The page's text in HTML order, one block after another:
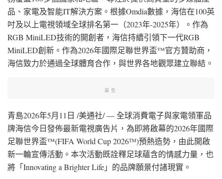
品、家電及智能IT解決方案。根據Omdia數據，海信在100英
吋及以上電視領域全球排名第一（2023年-2025年）。作為
RGB MiniLED技術的開創者，海信持續引領下一代RGB
MiniLED創新。作為2026年國際足聯世界盃™官方贊助商，
海信致力於通過全球體育合作，與世界各地觀眾建立聯結。
廣告
青島2026年5月11日 /美通社/ — 全球消費電子與家電領軍品
牌海信今日發佈最新電視廣告片，為即將啟幕的2026年國際
足聯世界盃™(FIFA World Cup 2026TM)預熱造勢，由此開啟
新一輪宣傳活動。本次活動既詮釋足球蘊含的情感力量，也
將「Innovating a Brighter Life」的品牌願景付諸現實。